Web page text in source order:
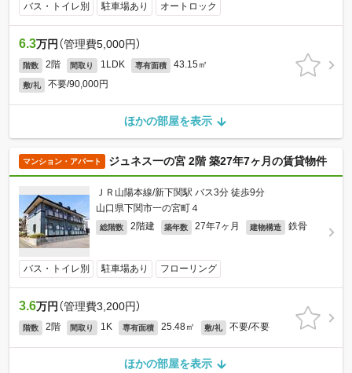
バス・トイレ別 駐車場あり オートロック
6.3万円 （管理費5,000円）
階数 2階 間取り 1LDK 専有面積 43.15㎡
敷/礼 不要/90,000円
ほかの部屋を表示
マンション・アパート ジュネス一の宮 2階 築27年7ヶ月の賃貸物件
ＪＲ山陽本線/新下関駅 バス3分 徒歩9分
山口県下関市一の宮町４
総階数 2階建 築年数 27年7ヶ月 建物構造 鉄骨
バス・トイレ別 駐車場あり フローリング
3.6万円 （管理費3,200円）
階数 2階 間取り 1K 専有面積 25.48㎡ 敷/礼 不要/不要
ほかの部屋を表示